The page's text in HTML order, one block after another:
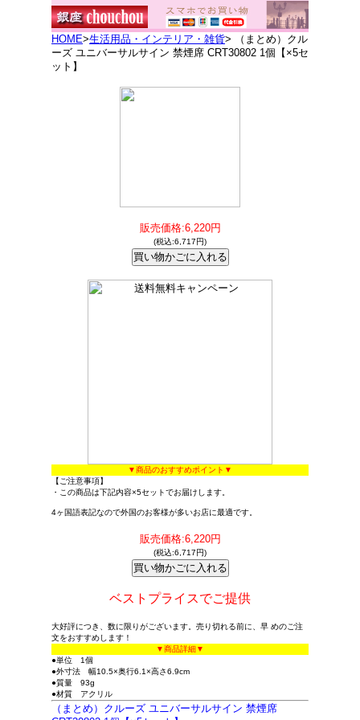
HOME>生活用品・インテリア・雑貨> （まとめ）クル
ーズ ユニバーサルサイン 禁煙席 CRT30802 1個【×5セ
ット】
販売価格:6,220円
(税込:6,717円)
▼商品のおすすめポイント▼
【ご注意事項】
・この商品は下記内容×5セットでお届けします。
4ヶ国語表記なので外国のお客様が多いお店に最適です。
販売価格:6,220円
(税込:6,717円)
ベストプライスでご提供
大好評につき、数に限りがございます。売り切れる前に、早 めのご注
文をおすすめします！
▼商品詳細▼
●単位 1個
●外寸法 幅10.5×奥行6.1×高さ6.9cm
●質量 93g
●材質 アクリル
（まとめ）クルーズ ユニバーサルサイン 禁煙席